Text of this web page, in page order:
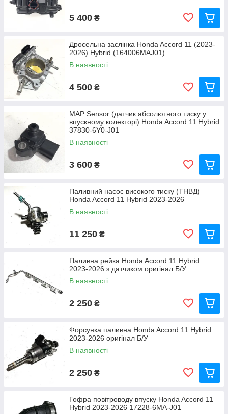
5 400 ₴
Дросельна заслінка Honda Accord 11 (2023-
2026) Hybrid (164006MAJ01)
В наявності
4 500 ₴
MAP Sensor (датчик абсолютного тиску у
впускному колекторі) Honda Accord 11 Hybrid
37830-6Y0-J01
В наявності
3 600 ₴
Паливний насос високого тиску (ТНВД)
Honda Accord 11 Hybrid 2023-2026
В наявності
11 250 ₴
Паливна рейка Honda Accord 11 Hybrid
2023-2026 з датчиком оригінал Б/У
В наявності
2 250 ₴
Форсунка паливна Honda Accord 11 Hybrid
2023-2026 оригінал Б/У
В наявності
2 250 ₴
Гофра повітроводу впуску Honda Accord 11
Hybrid 2023-2026 17228-6MA-J01